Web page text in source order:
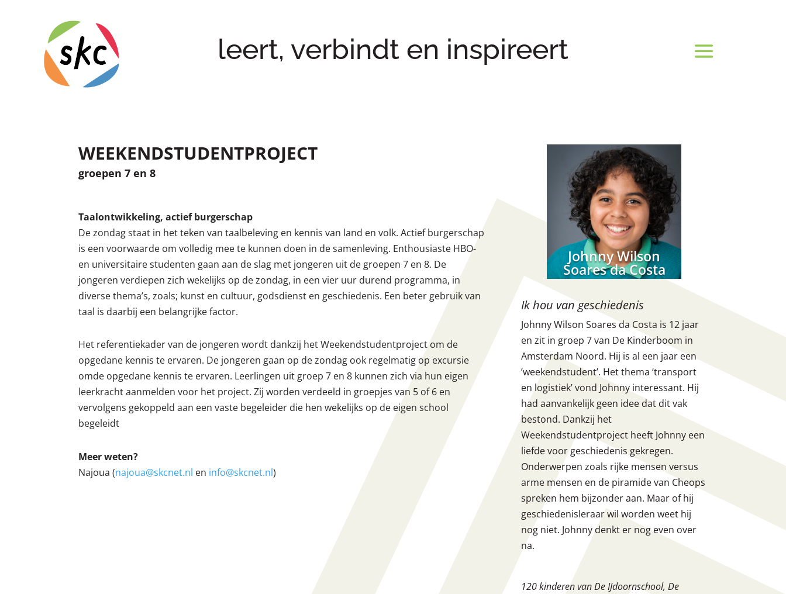
leert, verbindt en inspireert
WEEKENDSTUDENTPROJECT
groepen 7 en 8
Taalontwikkeling, actief burgerschap
De zondag staat in het teken van taalbeleving en kennis van land en volk. Actief burgerschap
is een voorwaarde om volledig mee te kunnen doen in de samenleving. Enthousiaste HBO-
en universitaire studenten gaan aan de slag met jongeren uit de groepen 7 en 8. De
jongeren verdiepen zich wekelijks op de zondag, in een vier uur durend programma, in
diverse thema’s, zoals; kunst en cultuur, godsdienst en geschiedenis. Een beter gebruik van
taal is daarbij een belangrijke factor.
Het referentiekader van de jongeren wordt dankzij het Weekendstudentproject om de
opgedane kennis te ervaren. De jongeren gaan op de zondag ook regelmatig op excursie
omde opgedane kennis te ervaren. Leerlingen uit groep 7 en 8 kunnen zich via hun eigen
leerkracht aanmelden voor het project. Zij worden verdeeld in groepjes van 5 of 6 en
vervolgens gekoppeld aan een vaste begeleider die hen wekelijks op de eigen school
begeleidt
Meer weten?
Najoua (najoua@skcnet.nl en info@skcnet.nl)
Johnny Wilson
Soares da Costa
Ik hou van geschiedenis
Johnny Wilson Soares da Costa is 12 jaar
en zit in groep 7 van De Kinderboom in
Amsterdam Noord. Hij is al een jaar een
’weekendstudent’. Het thema ‘transport
en logistiek’ vond Johnny interessant. Hij
had aanvankelijk geen idee dat dit vak
bestond. Dankzij het
Weekendstudentproject heeft Johnny een
liefde voor geschiedenis gekregen.
Onderwerpen zoals rijke mensen versus
arme mensen en de piramide van Cheops
spreken hem bijzonder aan. Maar of hij
geschiedenisleraar wil worden weet hij
nog niet. Johnny denkt er nog even over
na.
120 kinderen van De IJdoornschool, De